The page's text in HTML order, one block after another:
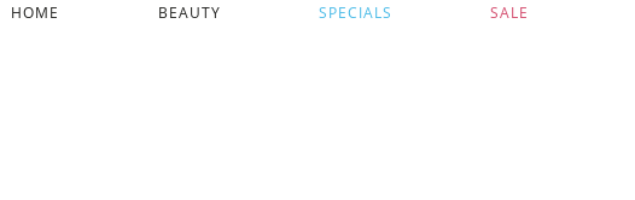
HOME BEAUTY SPECIALS SALE